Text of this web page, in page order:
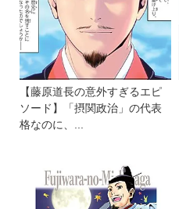
【藤原道長の意外すぎるエピ
ソード】「摂関政治」の代表
格なのに、...